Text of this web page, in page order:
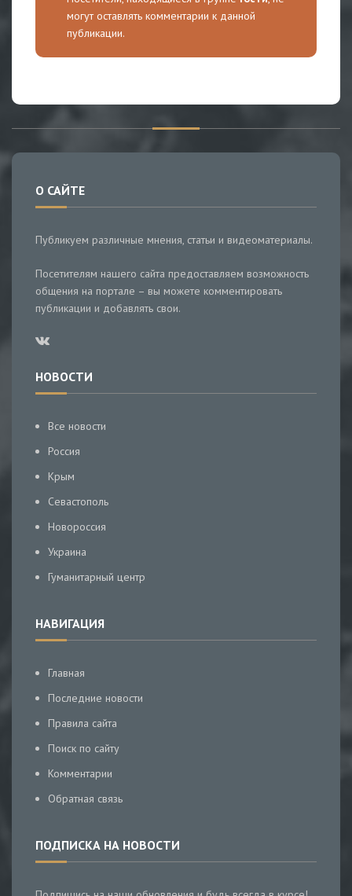
могут оставлять комментарии к данной
публикации.
О САЙТЕ
Публикуем различные мнения, статьи и видеоматериалы.
Посетителям нашего сайта предоставляем возможность
общения на портале – вы можете комментировать
публикации и добавлять свои.
НОВОСТИ
Все новости
Россия
Крым
Севастополь
Новороссия
Украина
Гуманитарный центр
НАВИГАЦИЯ
Главная
Последние новости
Правила сайта
Поиск по сайту
Комментарии
Обратная связь
ПОДПИСКА НА НОВОСТИ